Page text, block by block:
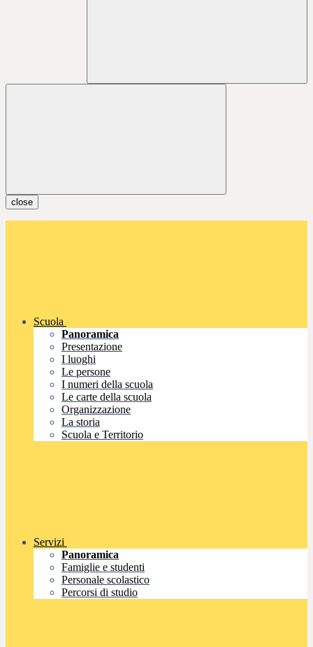
close
Scuola
Panoramica
Presentazione
I luoghi
Le persone
I numeri della scuola
Le carte della scuola
Organizzazione
La storia
Scuola e Territorio
Servizi
Panoramica
Famiglie e studenti
Personale scolastico
Percorsi di studio